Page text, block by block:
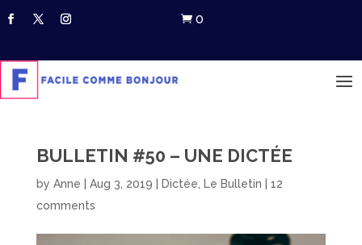
 0
BULLETIN #50 – UNE DICTÉE
by Anne Aug 3, 2019 Dictée, Le Bulletin
12
comments